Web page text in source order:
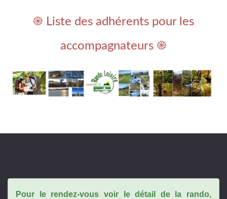
֎ Liste des adhérents pour les
accompagnateurs ֎
Pour le rendez-vous voir le détail de la rando,